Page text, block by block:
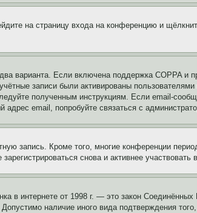
на страницу входа на конференцию и
варианта. Если включена поддержка COPPA и
записи были активированы
полученным инструкциям. Если email-
email, попробуйте связаться с
запись. Кроме того, многие конференции
снова и активнее участвовать
в интернете от 1998 г. — это закон
наличие иного вида подтверждения